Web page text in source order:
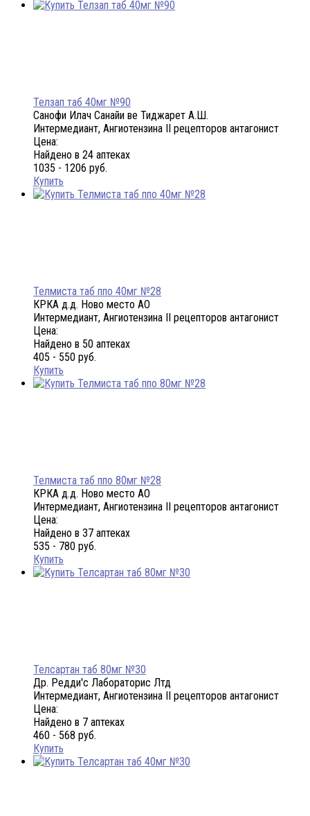
Телзап таб 40мг №90
Санофи Илач Санайи ве Тиджарет А.Ш.
Интермедиант, Ангиотензина II рецепторов антагонист
Цена:
Найдено в 24 аптеках
1035 - 1206 руб.
Купить
Телмиста таб ппо 40мг №28
КРКА д.д. Ново место АО
Интермедиант, Ангиотензина II рецепторов антагонист
Цена:
Найдено в 50 аптеках
405 - 550 руб.
Купить
Телмиста таб ппо 80мг №28
КРКА д.д. Ново место АО
Интермедиант, Ангиотензина II рецепторов антагонист
Цена:
Найдено в 37 аптеках
535 - 780 руб.
Купить
Телсартан таб 80мг №30
Др. Редди'с Лабораторис Лтд
Интермедиант, Ангиотензина II рецепторов антагонист
Цена:
Найдено в 7 аптеках
460 - 568 руб.
Купить